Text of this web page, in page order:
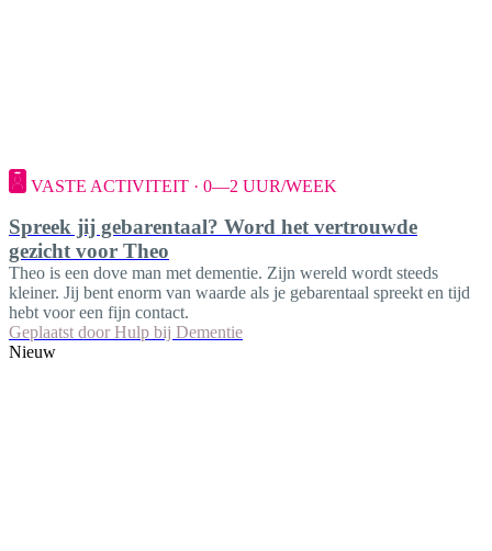
VASTE ACTIVITEIT · 0—2 UUR/WEEK
Spreek jij gebarentaal? Word het vertrouwde
gezicht voor Theo
Theo is een dove man met dementie. Zijn wereld wordt steeds
kleiner. Jij bent enorm van waarde als je gebarentaal spreekt en tijd
hebt voor een fijn contact.
Geplaatst door Hulp bij Dementie
Nieuw